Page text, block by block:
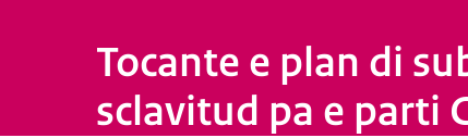
Tocante e plan di
sclavitud pa e parti